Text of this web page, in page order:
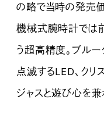
の略で当時の発売
機械式腕時計では
う超高精度。ブル
点滅するLED、クリ
ジャスと遊び心を